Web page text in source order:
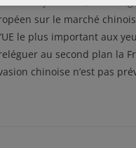
sur le marché
le plus important aux
au second plan la
chinoise n’est pas